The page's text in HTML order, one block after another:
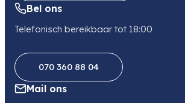
Bel ons
Telefonisch bereikbaar tot 18:00
070 360 88 04
Mail ons